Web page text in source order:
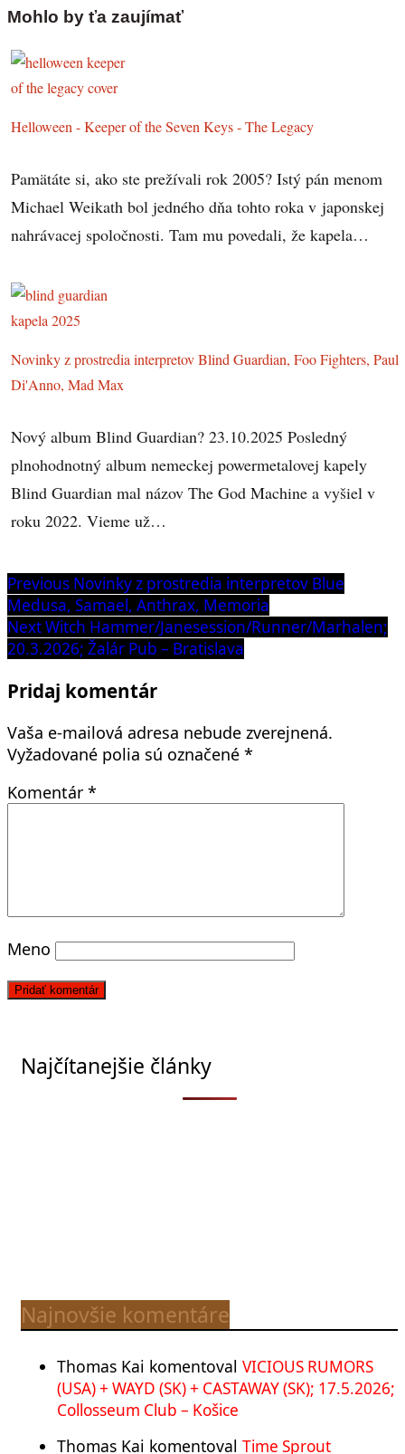
Mohlo by ťa zaujímať
Helloween - Keeper of the Seven Keys - The Legacy
Pamätáte si, ako ste prežívali rok 2005? Istý pán menom
Michael Weikath bol jedného dňa tohto roka v japonskej
nahrávacej spoločnosti. Tam mu povedali, že kapela…
Novinky z prostredia interpretov Blind Guardian, Foo Fighters, Paul
Di'Anno, Mad Max
Nový album Blind Guardian? 23.10.2025 Posledný
plnohodnotný album nemeckej powermetalovej kapely
Blind Guardian mal názov The God Machine a vyšiel v
roku 2022. Vieme už…
Navigácia
v
článku
Previous Previous
post:
Novinky z prostredia interpretov Blue
Medusa, Samael, Anthrax, Memoria
NextNext
post:
Witch Hammer/Janesession/Runner/Marhalen;
20.3.2026; Žalár Pub – Bratislava
Pridaj komentár
Vaša e-mailová adresa nebude zverejnená.
Vyžadované polia sú označené *
Komentár *
Meno
Najčítanejšie články
Najnovšie komentáre
Thomas Kai komentoval VICIOUS RUMORS
(USA) + WAYD (SK) + CASTAWAY (SK); 17.5.2026;
Collosseum Club – Košice
Thomas Kai komentoval Time Sprout